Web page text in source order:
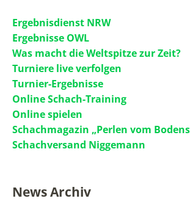
Ergebnisdienst NRW
Ergebnisse OWL
Was macht die Weltspitze zur Zeit?
Turniere live verfolgen
Turnier-Ergebnisse
Online Schach-Training
Online spielen
Schachmagazin „Perlen vom
Schachversand Niggemann
News Archiv